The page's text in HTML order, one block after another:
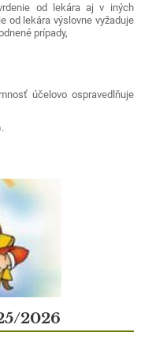
od lekára aj v iných
od lekára výslovne vyžaduje
prípady,
účelovo ospravedlňuje
2026